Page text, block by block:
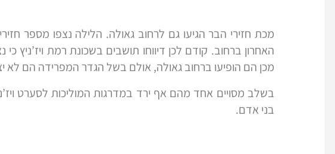
מכת חזירי הבר הגיעו גם לרחוב גאולה. הלילה נצפו מספר
האחרון ברחוב. קודם לכן דיווחו תושבים בשכונת רמת
מכן הם הופיעו ברחוב גאולה, אולם בשל הגדר המפרידה הם לא
בשלב מסויים אחד מהם אף ירד במדרגות המוליכות לסערט
בני אדם.